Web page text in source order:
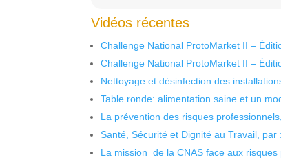
Vidéos récentes
Challenge National ProtoMarket II –
Challenge National ProtoMarket II –
Nettoyage et désinfection des
Table ronde: alimentation saine et un
La prévention des risques
Santé, Sécurité et Dignité au Travail, par
La mission de la CNAS face aux risques